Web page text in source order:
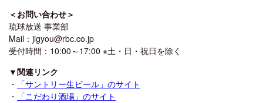
＜お問い合わせ＞
琉球放送 事業部
Mail：jigyou@rbc.co.jp
受付時間：10:00～17:00 ※土・日・祝日を除く
▼関連リンク
・
「サントリー生ビール」のサイト
・
「こだわり酒場」のサイト